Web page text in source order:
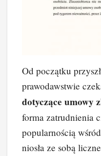
Od początku
prawodawstwie
dotyczące umowy
forma zatrudnienia
popularnością
niosła ze sobą